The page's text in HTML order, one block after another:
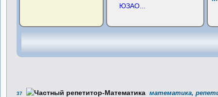
ЮЗАО
37 математика,